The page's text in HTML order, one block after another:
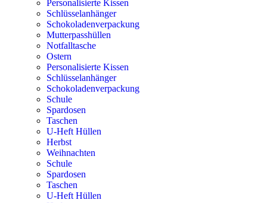
Personalisierte Kissen
Schlüsselanhänger
Schokoladenverpackung
Mutterpasshüllen
Notfalltasche
Ostern
Personalisierte Kissen
Schlüsselanhänger
Schokoladenverpackung
Schule
Spardosen
Taschen
U-Heft Hüllen
Herbst
Weihnachten
Schule
Spardosen
Taschen
U-Heft Hüllen